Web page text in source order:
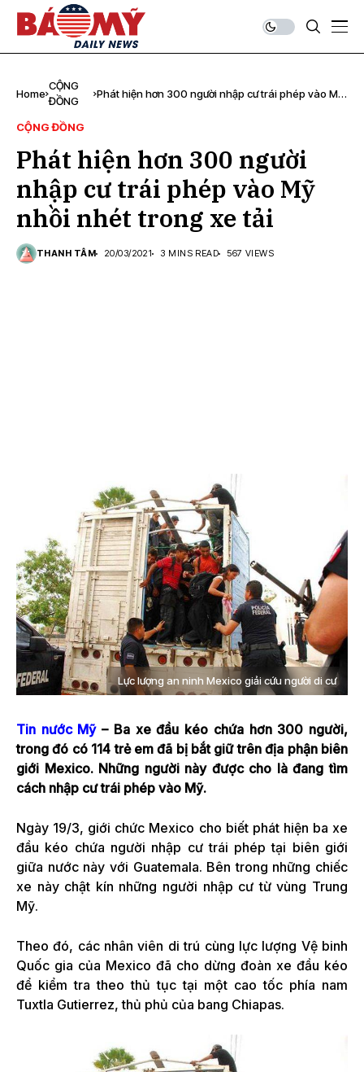
Home
CỘNG
ĐỒNG
Phát hiện hơn 300 người nhập cư trái phép vào Mỹ
CỘNG ĐỒNG
Phát hiện hơn 300 người
nhập cư trái phép vào Mỹ
nhồi nhét trong xe tải
THANH TÂM 20/03/2021 3 MINS READ 567 VIEWS
Lực lượng an ninh Mexico giải cứu người di cư
Tin nước Mỹ– Ba xe đầu kéo chứa hơn 300 người,
trong đó có 114 trẻ em đã bị bắt giữ trên địa phận biên
giới Mexico. Những người này được cho là đang tìm
cách nhập cư trái phép vào Mỹ.
Ngày 19/3, giới chức Mexico cho biết phát hiện ba xe
đầu kéo chứa người nhập cư trái phép tại biên giới
giữa nước này với Guatemala. Bên trong những chiếc
xe này chật kín những người nhập cư từ vùng Trung
Mỹ.
Theo đó, các nhân viên di trú cùng lực lượng Vệ binh
Quốc gia của Mexico đã cho dừng đoàn xe đầu kéo
để kiểm tra theo thủ tục tại một cao tốc phía nam
Tuxtla Gutierrez, thủ phủ của bang Chiapas.